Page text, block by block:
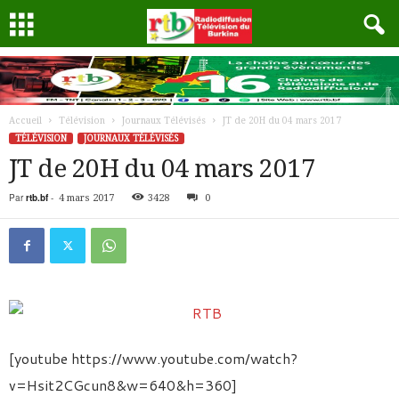
Accueil Télévision Journaux Télévisés
JT de 20H du 04 mars 2017
TÉLÉVISION
JOURNAUX TÉLÉVISÉS
JT de 20H du 04 mars 2017
Par rtb.bf- 4 mars 2017 3428 0
[youtube https://www.youtube.com/watch?
v=Hsit2CGcun8&w=640&h=360]